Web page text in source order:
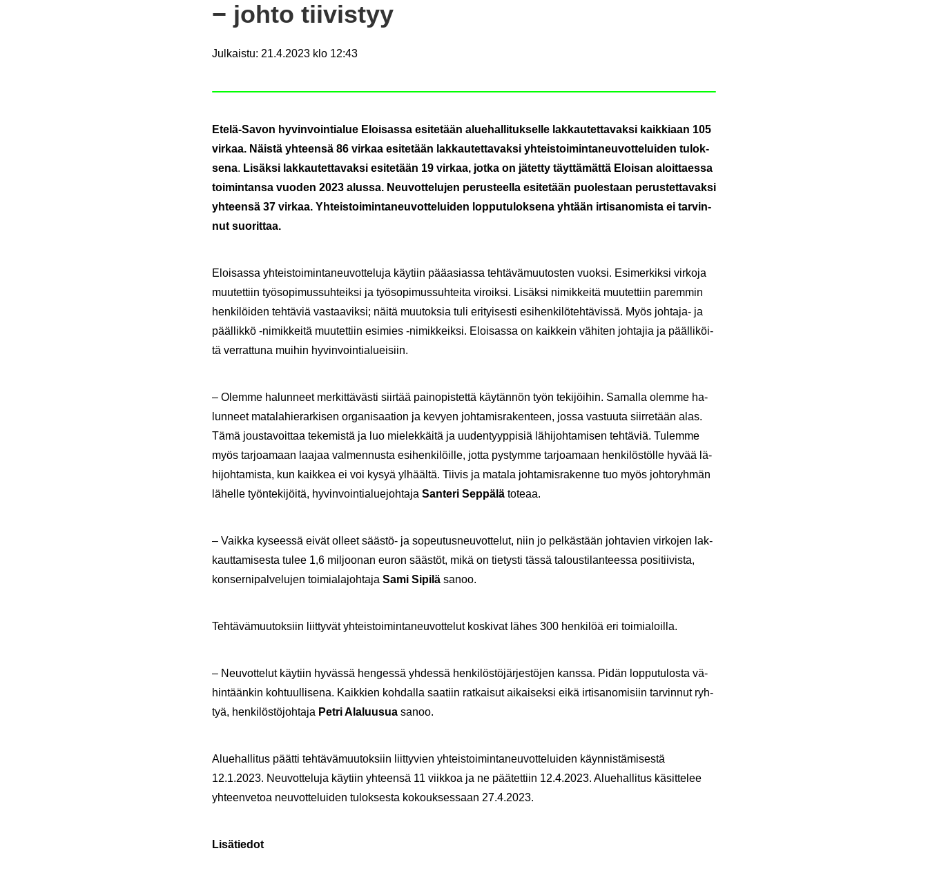
− johto tii­vis­tyy
Julkaistu: 21.4.2023 klo 12:43
Etelä-​Savon hy­vin­voin­tia­lue Eloi­sas­sa esi­te­tään alue­hal­li­tuk­sel­le lak­kau­tet­ta­vak­si kaik­ki­aan 105
vir­kaa. Näis­tä yh­teen­sä 86 vir­kaa esi­te­tään lak­kau­tet­ta­vak­si yh­teis­toi­min­ta­neu­vot­te­lui­den tu­lok­
se­na. Li­säk­si lak­kau­tet­ta­vak­si esi­te­tään 19 vir­kaa, jotka on jä­tet­ty täyt­tä­mät­tä Eloi­san aloit­taes­sa
toi­min­tan­sa vuo­den 2023 alus­sa. Neu­vot­te­lu­jen pe­rus­teel­la esi­te­tään puo­les­taan pe­rus­tet­ta­vak­si
yh­teen­sä 37 vir­kaa. Yh­teis­toi­min­ta­neu­vot­te­lui­den lop­pu­tu­lok­se­na yh­tään ir­ti­sa­no­mis­ta ei tar­vin­
nut suo­rit­taa.
Eloi­sas­sa yh­teis­toi­min­ta­neu­vot­te­lu­ja käy­tiin pää­asias­sa teh­tä­vä­muu­tos­ten vuok­si. Esi­mer­kik­si vir­ko­ja
muu­tet­tiin työ­so­pi­mus­suh­teik­si ja työ­so­pi­mus­suh­tei­ta vi­roik­si. Li­säk­si ni­mik­kei­tä muu­tet­tiin pa­rem­min
hen­ki­löi­den teh­tä­viä vas­taa­vik­si; näitä muu­tok­sia tuli eri­tyi­ses­ti esi­hen­ki­lö­teh­tä­vis­sä. Myös johtaja-​ ja
pääl­lik­kö -​nimikkeitä muu­tet­tiin esi­mies -​nimikkeiksi. Eloi­sas­sa on kaik­kein vä­hi­ten joh­ta­jia ja pääl­li­köi­
tä ver­rat­tu­na mui­hin hy­vin­voin­tia­luei­siin.
– Olem­me ha­lun­neet mer­kit­tä­väs­ti siir­tää pain­opis­tet­tä käy­tän­nön työn te­ki­jöi­hin. Sa­mal­la olem­me ha­
lun­neet ma­ta­la­hie­rar­ki­sen or­ga­ni­saa­tion ja ke­vyen joh­ta­mis­ra­ken­teen, jossa vas­tuu­ta siir­re­tään alas.
Tämä jous­ta­voit­taa te­ke­mis­tä ja luo mie­lek­käi­tä ja uu­den­tyyp­pi­siä lä­hi­joh­ta­mi­sen teh­tä­viä. Tu­lem­me
myös tar­joa­maan laa­jaa val­men­nus­ta esi­hen­ki­löil­le, jotta pys­tym­me tar­joa­maan hen­ki­lös­töl­le hyvää lä­
hi­joh­ta­mis­ta, kun kaik­kea ei voi kysyä yl­hääl­tä. Tii­vis ja ma­ta­la joh­ta­mis­ra­ken­ne tuo myös joh­to­ryh­män
lä­hel­le työn­te­ki­jöi­tä, hy­vin­voin­tia­lue­joh­ta­ja San­te­ri Sep­pä­lä to­te­aa.
– Vaik­ka ky­sees­sä eivät ol­leet säästö-​ ja so­peu­tus­neu­vot­te­lut, niin jo pel­käs­tään joh­ta­vien vir­ko­jen lak­
kaut­ta­mi­ses­ta tulee 1,6 mil­joo­nan euron sääs­töt, mikä on tie­tys­ti tässä ta­lous­ti­lan­tees­sa po­si­tii­vis­ta,
kon­ser­ni­pal­ve­lu­jen toi­mia­la­joh­ta­ja Sami Si­pi­lä sanoo.
Teh­tä­vä­muu­tok­siin liit­ty­vät yh­teis­toi­min­ta­neu­vot­te­lut kos­ki­vat lähes 300 hen­ki­löä eri toi­mia­loil­la.
– Neu­vot­te­lut käy­tiin hy­väs­sä hen­ges­sä yh­des­sä hen­ki­lös­tö­jär­jes­tö­jen kans­sa. Pidän lop­pu­tu­los­ta vä­
hin­tään­kin koh­tuul­li­se­na. Kaik­kien koh­dal­la saa­tiin rat­kai­sut ai­kai­sek­si eikä ir­ti­sa­no­mi­siin tar­vin­nut ryh­
tyä, hen­ki­lös­tö­joh­ta­ja Petri Ala­luusua sanoo.
Alue­hal­li­tus päät­ti teh­tä­vä­muu­tok­siin liit­ty­vien yh­teis­toi­min­ta­neu­vot­te­lui­den käyn­nis­tä­mi­ses­tä
12.1.2023. Neu­vot­te­lu­ja käy­tiin yh­teen­sä 11 viik­koa ja ne pää­tet­tiin 12.4.2023. Alue­hal­li­tus kä­sit­te­lee
yh­teen­ve­toa neu­vot­te­lui­den tu­lok­ses­ta ko­kouk­ses­saan 27.4.2023.
Li­sä­tie­dot